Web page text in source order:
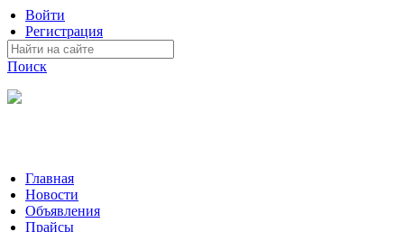
Войти
Регистрация
Поиск
Главная
Новости
Объявления
Прайсы